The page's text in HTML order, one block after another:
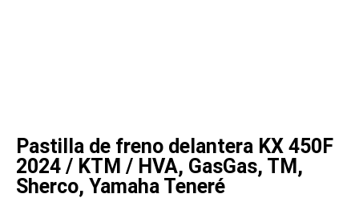
Pastilla de freno delantera KX 450F
2024 / KTM / HVA, GasGas, TM,
Sherco, Yamaha Teneré